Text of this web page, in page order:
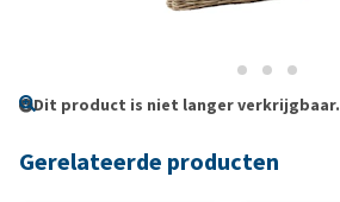
Dit product is niet langer verkrijgbaar.
Gerelateerde producten